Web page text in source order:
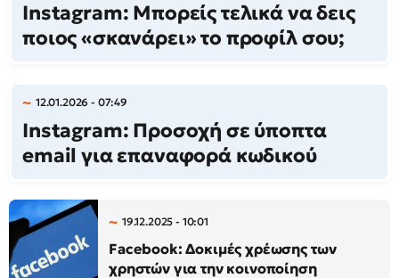
Instagram: Μπορείς τελικά να δεις
ποιος «σκανάρει» το προφίλ σου;
12.01.2026 - 07:49
Instagram: Προσοχή σε ύποπτα
email για επαναφορά κωδικού
19.12.2025 - 10:01
Facebook: Δοκιμές χρέωσης των
χρηστών για την κοινοποίηση